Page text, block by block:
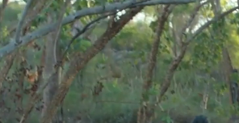
最受歡迎目
體驗
規劃和